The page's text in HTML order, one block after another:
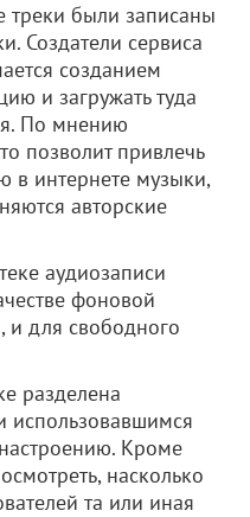
треки были записаны
Создатели сервиса
созданием
и загружать туда
По мнению
позволит привлечь
в интернете музыки,
авторские
аудиозаписи
фоновой
и для свободного
разделена
использовавшимся
Кроме
насколько
та или иная